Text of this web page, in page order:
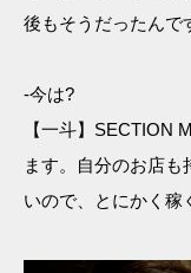
後もそうだったんで
-今は?
【一斗】SECTION
ます。自分のお店
いので、とにかく稼